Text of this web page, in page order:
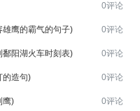
0评论
鹰的霸气的句子) 0评论
阳湖火车时刻表) 0评论
的造句) 0评论
鹰) 0评论